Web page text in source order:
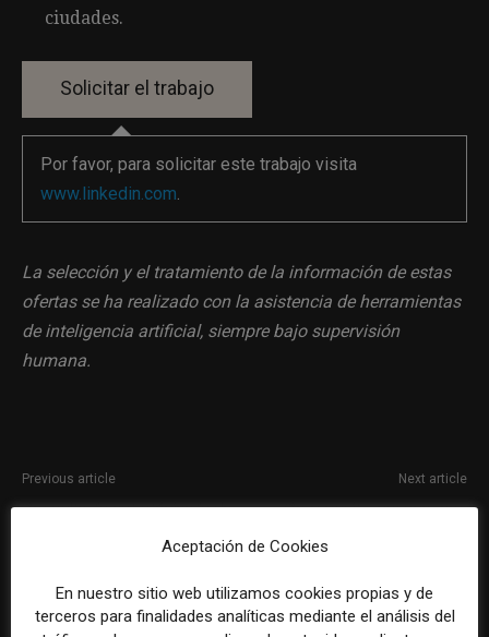
ciudades.
Por favor, para solicitar este trabajo visita
www.linkedin.com.
La selección y el tratamiento de la información de estas
ofertas se ha realizado con la asistencia de herramientas
de inteligencia artificial, siempre bajo supervisión
humana.
Previous article
Consultor/a estratégico/a de
Next article
Community manager con
Aceptación de Cookies
En nuestro sitio web utilizamos cookies propias y de
terceros para finalidades analíticas mediante el análisis del